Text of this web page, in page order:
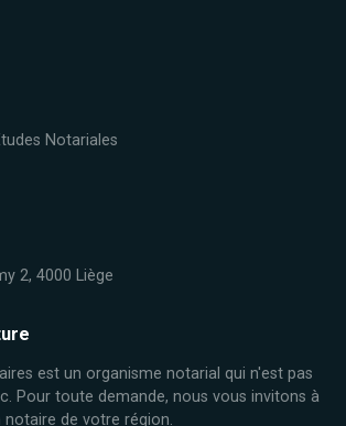
Notariales
2, 4000 Liège
est un organisme notarial qui n'est pas
Pour toute demande, nous vous invitons à
notaire de votre région.